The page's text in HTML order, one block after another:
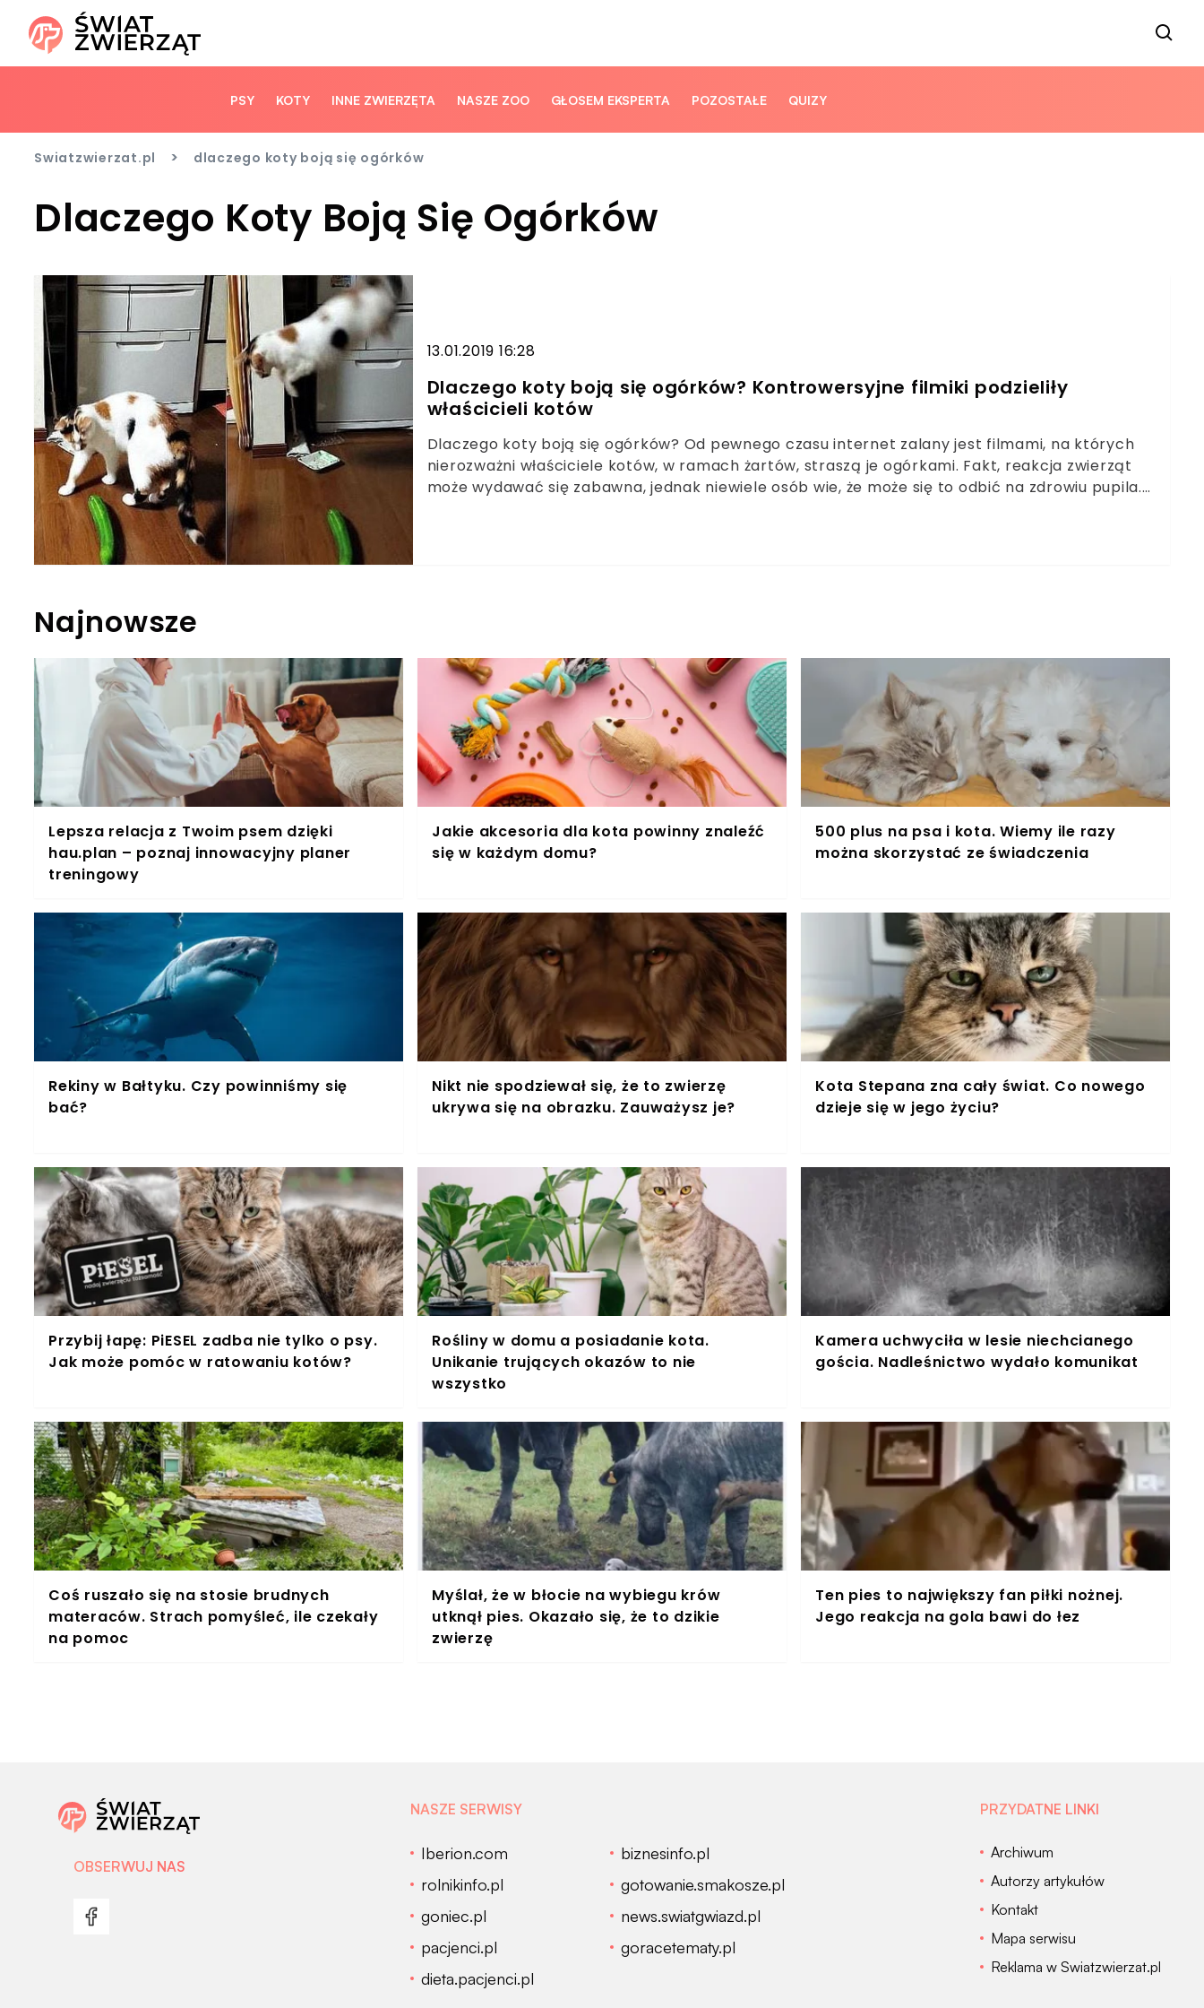
PSY KOTY INNE ZWIERZĘTA NASZE ZOO GŁOSEM EKSPERTA POZOSTAŁE QUIZY
Swiatzwierzat.pl > dlaczego koty boją się ogórków
Dlaczego Koty Boją Się Ogórków
13.01.2019 16:28
Dlaczego koty boją się ogórków? Kontrowersyjne filmiki podzieliły
właścicieli kotów
Dlaczego koty boją się ogórków? Od pewnego czasu internet zalany jest filmami, na których
nierozważni właściciele kotów, w ramach żartów, straszą je ogórkami. Fakt, reakcja zwierząt
może wydawać się zabawna, jednak niewiele osób wie, że może się to odbić na zdrowiu pupila.
Najnowsze
Lepsza relacja z Twoim psem dzięki
hau.plan – poznaj innowacyjny planer
treningowy
Jakie akcesoria dla kota powinny znaleźć
się w każdym domu?
500 plus na psa i kota. Wiemy ile razy
można skorzystać ze świadczenia
Rekiny w Bałtyku. Czy powinniśmy się
bać?
Nikt nie spodziewał się, że to zwierzę
ukrywa się na obrazku. Zauważysz je?
Kota Stepana zna cały świat. Co nowego
dzieje się w jego życiu?
Przybij łapę: PiESEL zadba nie tylko o psy.
Jak może pomóc w ratowaniu kotów?
Rośliny w domu a posiadanie kota.
Unikanie trujących okazów to nie
wszystko
Kamera uchwyciła w lesie niechcianego
gościa. Nadleśnictwo wydało komunikat
Coś ruszało się na stosie brudnych
materaców. Strach pomyśleć, ile czekały
na pomoc
Myślał, że w błocie na wybiegu krów
utknął pies. Okazało się, że to dzikie
zwierzę
Ten pies to największy fan piłki nożnej.
Jego reakcja na gola bawi do łez
OBSERWUJ NAS
NASZE SERWISY
Iberion.com
biznesinfo.pl
rolnikinfo.pl
gotowanie.smakosze.pl
goniec.pl
news.swiatgwiazd.pl
pacjenci.pl
goracetematy.pl
dieta.pacjenci.pl
PRZYDATNE LINKI
Archiwum
Autorzy artykułów
Kontakt
Mapa serwisu
Reklama w Swiatzwierzat.pl